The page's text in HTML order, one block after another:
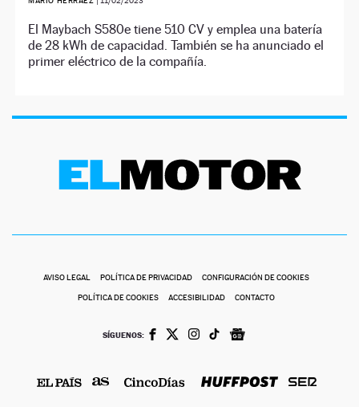
El Maybach S580e tiene 510 CV y emplea una batería
de 28 kWh de capacidad. También se ha anunciado el
primer eléctrico de la compañía.
AVISO LEGAL POLÍTICA DE PRIVACIDAD CONFIGURACIÓN DE COOKIES
POLÍTICA DE COOKIES ACCESIBILIDAD CONTACTO
SÍGUENOS: